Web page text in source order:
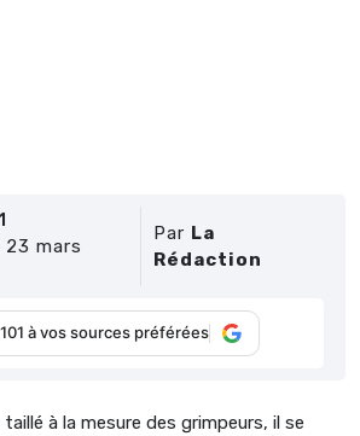
23 mars
Par La
Rédaction
à vos sources préférées
à la mesure des grimpeurs, il se